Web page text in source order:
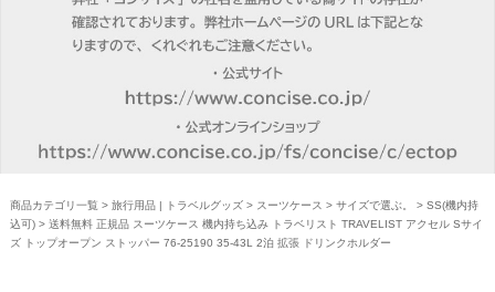
商品カテゴリ一覧 > 旅行用品 | トラベルグッズ> スーツケース > サイズで選ぶ。 > SS(機内持
込可)> 送料無料 正規品 スーツケース 機内持ち込み トラベリスト TRAVELIST アクセル Sサイ
ズ トップオープン ストッパー 76-25190 35-43L 2泊 拡張 ドリンクホルダー